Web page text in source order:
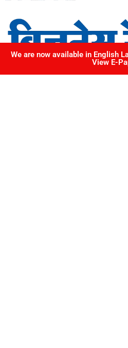
We are now available in English
View E-